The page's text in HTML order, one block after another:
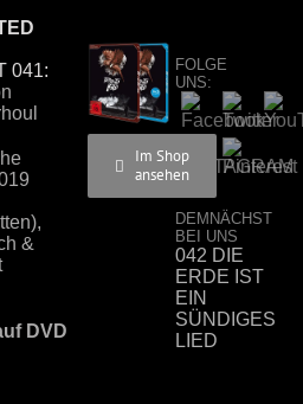
041:
&
DVD
Im Shop
ansehen
FOLGE
UNS:
DEMNÄCHST
BEI UNS
042 DIE
ERDE IST
EIN
SÜNDIGES
LIED